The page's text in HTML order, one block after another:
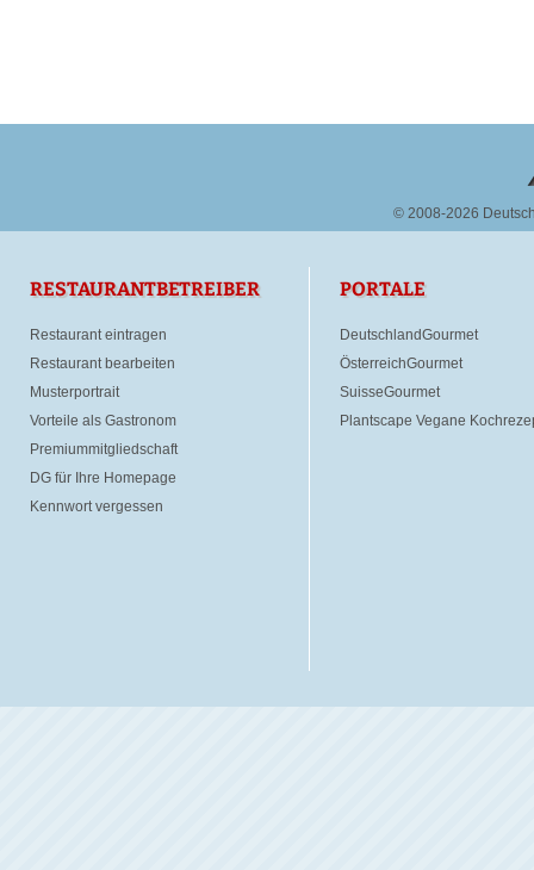
© 2008-2026
RESTAURANTBETREIBER
Restaurant eintragen
Restaurant bearbeiten
Musterportrait
Vorteile als Gastronom
Premiummitgliedschaft
DG für Ihre Homepage
Kennwort vergessen
PORTALE
DeutschlandGourmet
ÖsterreichGourmet
SuisseGourmet
Plantscape Vegane